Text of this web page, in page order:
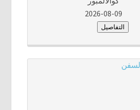
2026-08-09
التفاصيل